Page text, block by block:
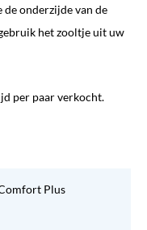
de onderzijde van de
het zooltje uit uw
per paar verkocht.
Plus